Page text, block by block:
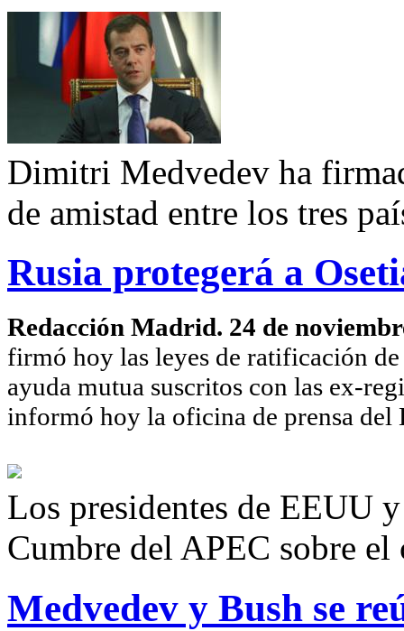
Dimitri Medvedev ha
de amistad entre los tres
Rusia protegerá a
Redacción Madrid. 24 de
firmó hoy las leyes de ratificación
ayuda mutua suscritos con las ex-
informó hoy la oficina de prensa del
Los presidentes de EEUU
Cumbre del APEC sobre
Medvedev y Bush se